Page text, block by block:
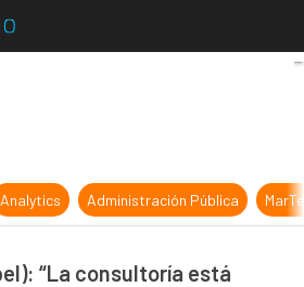
Luis Barreiro (Babel): “La
Analytics Administración Pública
“La consultoría está